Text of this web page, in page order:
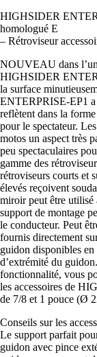
HIGHSIDER
homologué E
– Rétroviseur
NOUVEAU dans
HIGHSIDER
la surface
ENTERPRISE-EP1 a
reflètent dans la
pour le spectateur.
motos un aspect très
peu spectaculaires
gamme des
rétroviseurs courts et
élevés reçoivent
miroir peut être utilisé
support de montage
le conducteur. Peut
fournis directement
guidon disponibles
d’extrémité du
fonctionnalité, vous
les accessoires de
de 7/8 et 1 pouce (Ø
Conseils sur les
Le support parfait
guidon avec pince